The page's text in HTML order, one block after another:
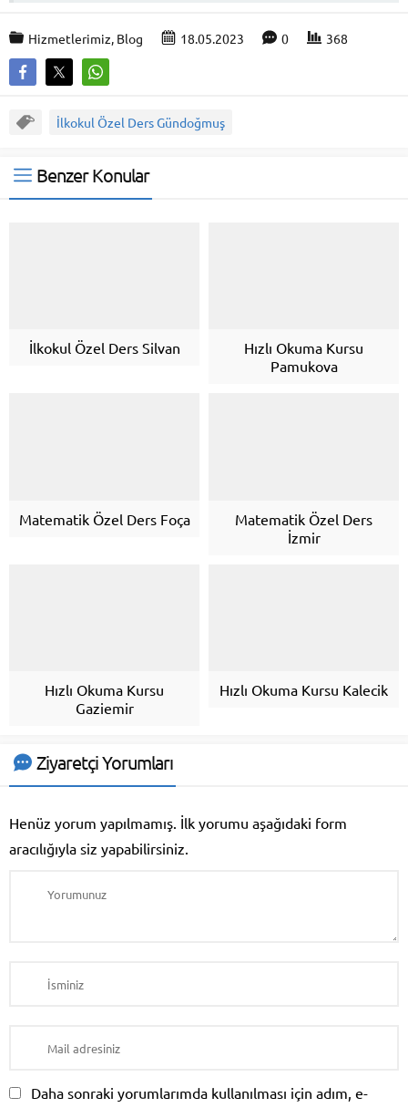
Hizmetlerimiz, Blog 18.05.2023 0 368
İlkokul Özel Ders Gündoğmuş
Benzer Konular
İlkokul Özel Ders Silvan
Hızlı Okuma Kursu
Pamukova
Matematik Özel Ders Foça
Matematik Özel Ders
İzmir
Hızlı Okuma Kursu
Gaziemir
Hızlı Okuma Kursu Kalecik
Ziyaretçi Yorumları
Henüz yorum yapılmamış. İlk yorumu aşağıdaki form
aracılığıyla siz yapabilirsiniz.
Daha sonraki yorumlarımda kullanılması için adım, e-